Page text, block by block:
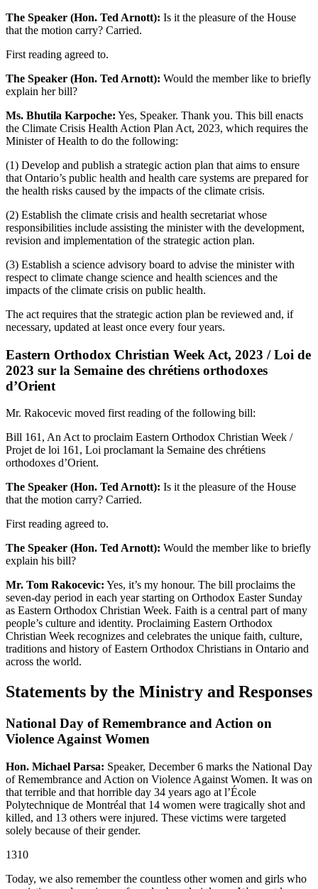
The Speaker (Hon. Ted Arnott): Is it the pleasure of the House
that the motion carry? Carried.
First reading agreed to.
The Speaker (Hon. Ted Arnott): Would the member like to briefly
explain her bill?
Ms. Bhutila Karpoche: Yes, Speaker. Thank you. This bill enacts
the Climate Crisis Health Action Plan Act, 2023, which requires the
Minister of Health to do the following:
(1) Develop and publish a strategic action plan that aims to ensure
that Ontario’s public health and health care systems are prepared for
the health risks caused by the impacts of the climate crisis.
(2) Establish the climate crisis and health secretariat whose
responsibilities include assisting the minister with the development,
revision and implementation of the strategic action plan.
(3) Establish a science advisory board to advise the minister with
respect to climate change science and health sciences and the
impacts of the climate crisis on public health.
The act requires that the strategic action plan be reviewed and, if
necessary, updated at least once every four years.
Eastern Orthodox Christian Week Act, 2023 / Loi de
2023 sur la Semaine des chrétiens orthodoxes
d’Orient
Mr. Rakocevic moved first reading of the following bill:
Bill 161, An Act to proclaim Eastern Orthodox Christian Week /
Projet de loi 161, Loi proclamant la Semaine des chrétiens
orthodoxes d’Orient.
The Speaker (Hon. Ted Arnott): Is it the pleasure of the House
that the motion carry? Carried.
First reading agreed to.
The Speaker (Hon. Ted Arnott): Would the member like to briefly
explain his bill?
Mr. Tom Rakocevic: Yes, it’s my honour. The bill proclaims the
seven-day period in each year starting on Orthodox Easter Sunday
as Eastern Orthodox Christian Week. Faith is a central part of many
people’s culture and identity. Proclaiming Eastern Orthodox
Christian Week recognizes and celebrates the unique faith, culture,
traditions and history of Eastern Orthodox Christians in Ontario and
across the world.
Statements by the Ministry and Responses
National Day of Remembrance and Action on
Violence Against Women
Hon. Michael Parsa: Speaker, December 6 marks the National Day
of Remembrance and Action on Violence Against Women. It was on
that terrible and that horrible day 34 years ago at l’École
Polytechnique de Montréal that 14 women were tragically shot and
killed, and 13 others were injured. These victims were targeted
solely because of their gender.
1310
Today, we also remember the countless other women and girls who